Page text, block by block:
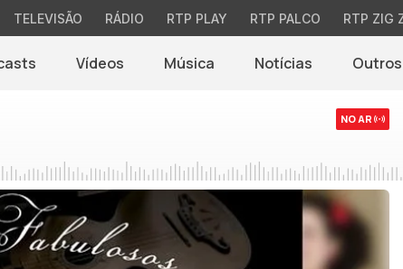
TELEVISÃO RÁDIO RTP PLAY RTP PALCO RTP ZIG
Vídeos Música Notícias(abre em nova
NO AR